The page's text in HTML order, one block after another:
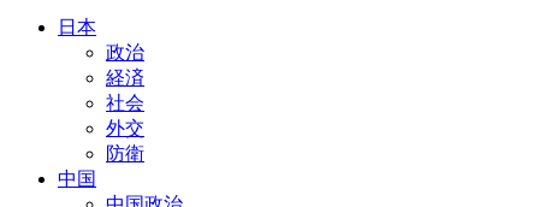
日本
政治
経済
社会
外交
防衛
中国